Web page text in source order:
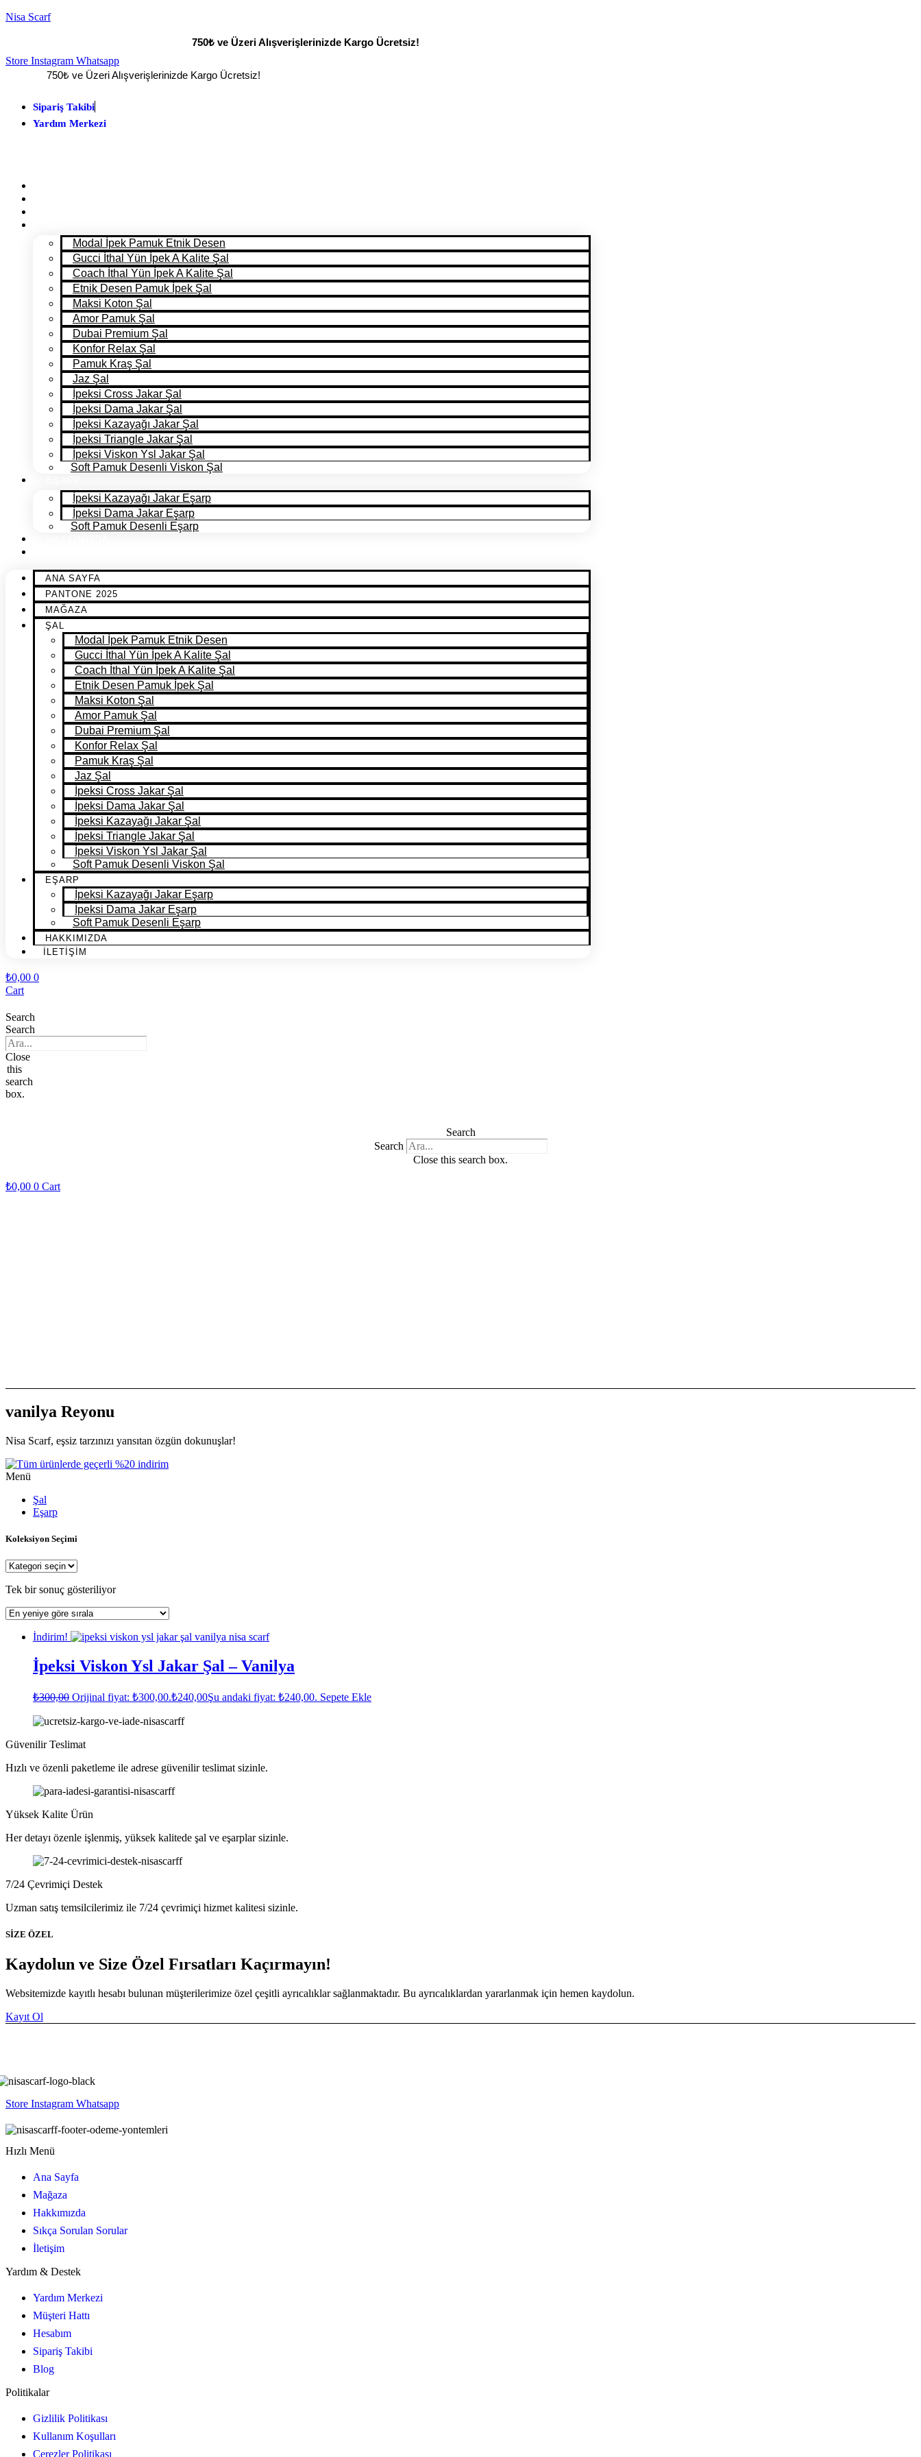
Nisa Scarf
750₺ ve Üzeri Alışverişlerinizde Kargo Ücretsiz!
Store Instagram Whatsapp
750₺ ve Üzeri Alışverişlerinizde Kargo Ücretsiz!
Sipariş Takibi
Yardım Merkezi
Modal İpek Pamuk Etnik Desen
Gucci İthal Yün İpek A Kalite Şal
Coach İthal Yün İpek A Kalite Şal
Etnik Desen Pamuk İpek Şal
Maksi Koton Şal
Amor Pamuk Şal
Dubai Premium Şal
Konfor Relax Şal
Pamuk Kraş Şal
Jaz Şal
İpeksi Cross Jakar Şal
İpeksi Dama Jakar Şal
İpeksi Kazayağı Jakar Şal
İpeksi Triangle Jakar Şal
İpeksi Viskon Ysl Jakar Şal
Soft Pamuk Desenli Viskon Şal
İpeksi Kazayağı Jakar Eşarp
İpeksi Dama Jakar Eşarp
Soft Pamuk Desenli Eşarp
ANA SAYFA
PANTONE 2025
MAĞAZA
ŞAL
Modal İpek Pamuk Etnik Desen
Gucci İthal Yün İpek A Kalite Şal
Coach İthal Yün İpek A Kalite Şal
Etnik Desen Pamuk İpek Şal
Maksi Koton Şal
Amor Pamuk Şal
Dubai Premium Şal
Konfor Relax Şal
Pamuk Kraş Şal
Jaz Şal
İpeksi Cross Jakar Şal
İpeksi Dama Jakar Şal
İpeksi Kazayağı Jakar Şal
İpeksi Triangle Jakar Şal
İpeksi Viskon Ysl Jakar Şal
Soft Pamuk Desenli Viskon Şal
EŞARP
İpeksi Kazayağı Jakar Eşarp
İpeksi Dama Jakar Eşarp
Soft Pamuk Desenli Eşarp
HAKKIMIZDA
İLETİŞİM
₺0,00 0
Cart
Search
Search
Close
this
search
box.
Search
Search
Close this search box.
₺0,00 0 Cart
vanilya Reyonu
Nisa Scarf, eşsiz tarzınızı yansıtan özgün dokunuşlar!
Menü
Şal
Eşarp
Koleksiyon Seçimi
Tek bir sonuç gösteriliyor
İndirim!
İpeksi Viskon Ysl Jakar Şal – Vanilya
₺300,00 Orijinal fiyat: ₺300,00.₺240,00Şu andaki fiyat: ₺240,00. Sepete Ekle
Güvenilir Teslimat
Hızlı ve özenli paketleme ile adrese güvenilir teslimat sizinle.
Yüksek Kalite Ürün
Her detayı özenle işlenmiş, yüksek kalitede şal ve eşarplar sizinle.
7/24 Çevrimiçi Destek
Uzman satış temsilcilerimiz ile 7/24 çevrimiçi hizmet kalitesi sizinle.
SİZE ÖZEL
Kaydolun ve Size Özel Fırsatları Kaçırmayın!
Websitemizde kayıtlı hesabı bulunan müşterilerimize özel çeşitli ayrıcalıklar sağlanmaktadır. Bu ayrıcalıklardan yararlanmak için hemen kaydolun.
Kayıt Ol
Store Instagram Whatsapp
Hızlı Menü
Ana Sayfa
Mağaza
Hakkımızda
Sıkça Sorulan Sorular
İletişim
Yardım & Destek
Yardım Merkezi
Müşteri Hattı
Hesabım
Sipariş Takibi
Blog
Politikalar
Gizlilik Politikası
Kullanım Koşulları
Çerezler Politikası